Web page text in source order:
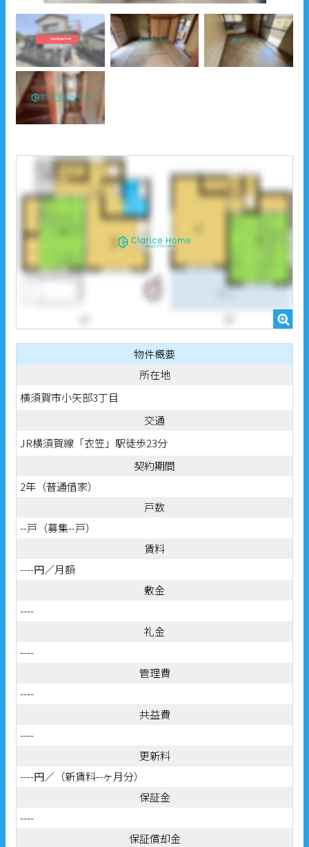
物件概要
所在地
横須賀市小矢部3丁目
交通
JR横須賀線「衣笠」駅徒歩23分
契約期間
2年（普通借家）
戸数
--戸（募集--戸）
賃料
----円／月額
敷金
----
礼金
----
管理費
----
共益費
----
更新料
----円／（新賃料--ヶ月分）
保証金
----
保証償却金